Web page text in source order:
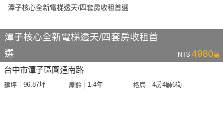
潭子核心全新電梯透天/四套房收租首
選
NT$ 4980萬
台中市潭子區圓通南路
建坪 96.87坪 屋齡 1.4年 格局 4房4廳6衛